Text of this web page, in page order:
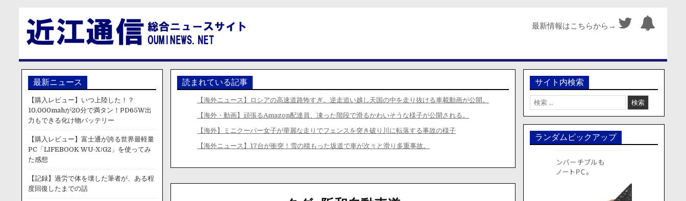
最新情報はこちらから→
読まれている記事
【海外ニュース】ロシアの高速道路怖すぎ。逆走追い越し天国の中を走り抜ける車載動画が公開。
【海外・動画】頑張るAmazon配達員、凍った階段で滑るかわいそうな様子が公開される。
【海外】ミニクーパー女子が華麗な走りでフェンスを突き破り川に転落する事故の様子
【海外ニュース】17台が衝突！雪の積もった坂道で車が次々と滑り多重事故。
最新ニュース
【購入レビュー】いつ上陸した！？
10,000mahが20分で満タン！PD65W出
力もできる化け物バッテリー
【購入レビュー】富士通が誇る世界最軽量
PC「LIFEBOOK WU-X/G2」を使ってみ
た感想
【記録】過労で体を壊した筆者が、ある程
度回復したまでの話
サイト内検索
検
索:
ランダムピックアップ